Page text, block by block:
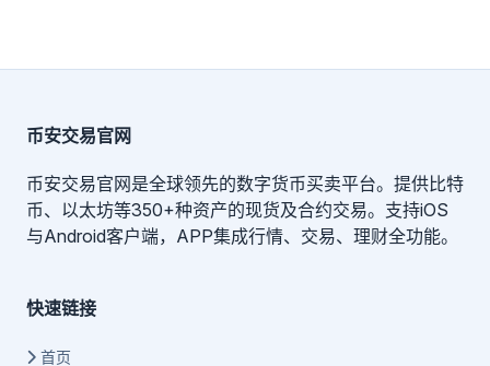
币安交易官网
币安交易官网是全球领先的数字货币买卖平台。提供比特
币、以太坊等350+种资产的现货及合约交易。支持iOS
与Android客户端，APP集成行情、交易、理财全功能。
快速链接
首页